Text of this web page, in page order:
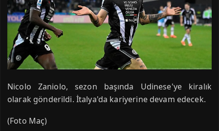
Nicolo Zaniolo, sezon başında Udinese'ye kiralık
olarak gönderildi. İtalya'da kariyerine devam edecek.
(Foto Maç)